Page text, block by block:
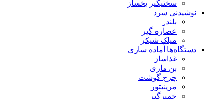
سختیگیر یخساز
نوشیدنی سرد
بلندر
عصاره گیر
میلک شیکر
دستگاه‌ها آماده سازی
غذاساز
بن ماری
چرخ گوشت
مرینیتور
خمیرگیر